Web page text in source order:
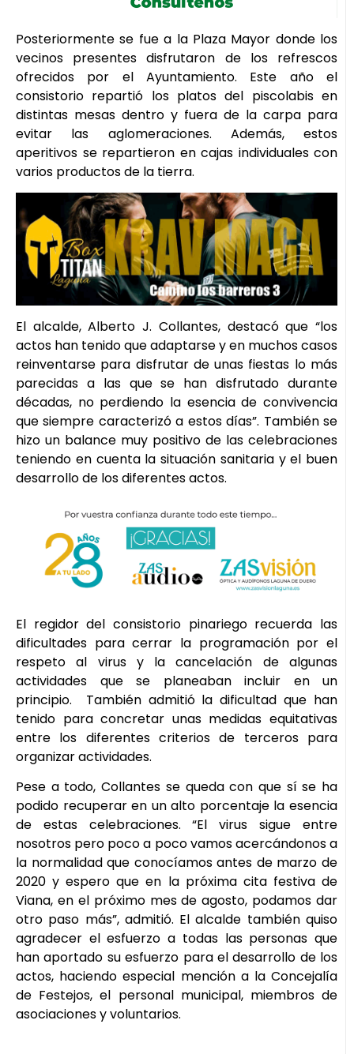
Posteriormente se fue a la Plaza Mayor donde los
vecinos presentes disfrutaron de los refrescos
ofrecidos por el Ayuntamiento. Este año el
consistorio repartió los platos del piscolabis en
distintas mesas dentro y fuera de la carpa para
evitar las aglomeraciones. Además, estos
aperitivos se repartieron en cajas individuales con
varios productos de la tierra.
El alcalde, Alberto J. Collantes, destacó que “los
actos han tenido que adaptarse y en muchos casos
reinventarse para disfrutar de unas fiestas lo más
parecidas a las que se han disfrutado durante
décadas, no perdiendo la esencia de convivencia
que siempre caracterizó a estos días”. También se
hizo un balance muy positivo de las celebraciones
teniendo en cuenta la situación sanitaria y el buen
desarrollo de los diferentes actos.
El regidor del consistorio pinariego recuerda las
dificultades para cerrar la programación por el
respeto al virus y la cancelación de algunas
actividades que se planeaban incluir en un
principio. También admitió la dificultad que han
tenido para concretar unas medidas equitativas
entre los diferentes criterios de terceros para
organizar actividades.
Pese a todo, Collantes se queda con que sí se ha
podido recuperar en un alto porcentaje la esencia
de estas celebraciones. “El virus sigue entre
nosotros pero poco a poco vamos acercándonos a
la normalidad que conocíamos antes de marzo de
2020 y espero que en la próxima cita festiva de
Viana, en el próximo mes de agosto, podamos dar
otro paso más”, admitió. El alcalde también quiso
agradecer el esfuerzo a todas las personas que
han aportado su esfuerzo para el desarrollo de los
actos, haciendo especial mención a la Concejalía
de Festejos, el personal municipal, miembros de
asociaciones y voluntarios.